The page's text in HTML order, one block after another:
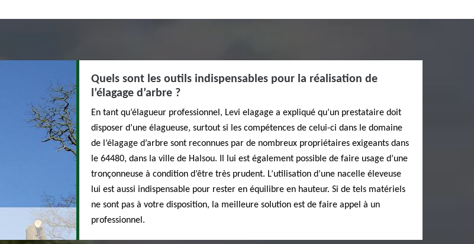
Quels sont les outils indispensables pour la réalisation de
l’élagage d’arbre ?
En tant qu’élagueur professionnel, Levi elagage a expliqué qu’un prestataire doit
disposer d’une élagueuse, surtout si les compétences de celui-ci dans le domaine
de l’élagage d’arbre sont reconnues par de nombreux propriétaires exigeants dans
le 64480, dans la ville de Halsou. Il lui est également possible de faire usage d’une
tronçonneuse à condition d’être très prudent. L’utilisation d’une nacelle éleveuse
lui est aussi indispensable pour rester en équilibre en hauteur. Si de tels matériels
ne sont pas à votre disposition, la meilleure solution est de faire appel à un
professionnel.